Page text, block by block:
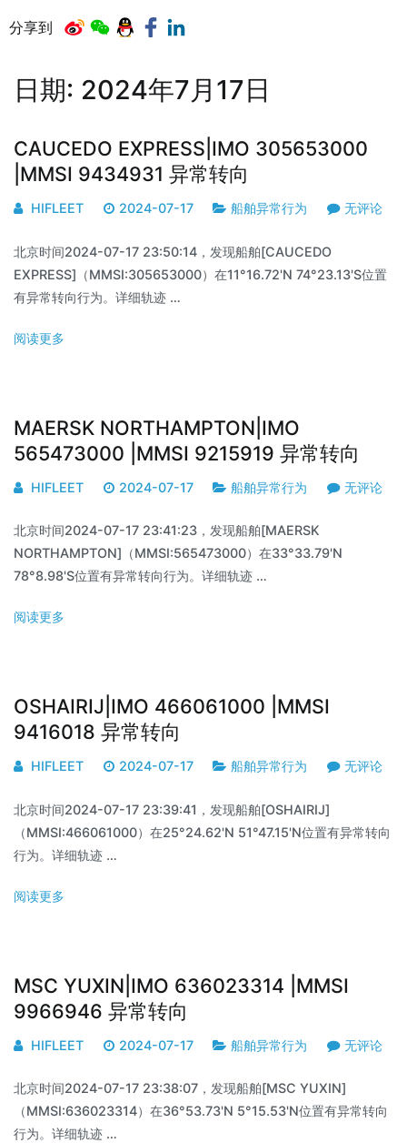
分享到
日期: 2024年7月17日
CAUCEDO EXPRESS|IMO 305653000
|MMSI 9434931 异常转向
HIFLEET 2024-07-17 船舶异常行为 无评论
北京时间2024-07-17 23:50:14，发现船舶[CAUCEDO
EXPRESS]（MMSI:305653000）在11°16.72'N 74°23.13'S位置
有异常转向行为。详细轨迹 …
阅读更多
MAERSK NORTHAMPTON|IMO
565473000 |MMSI 9215919 异常转向
HIFLEET 2024-07-17 船舶异常行为 无评论
北京时间2024-07-17 23:41:23，发现船舶[MAERSK
NORTHAMPTON]（MMSI:565473000）在33°33.79'N
78°8.98'S位置有异常转向行为。详细轨迹 …
阅读更多
OSHAIRIJ|IMO 466061000 |MMSI
9416018 异常转向
HIFLEET 2024-07-17 船舶异常行为 无评论
北京时间2024-07-17 23:39:41，发现船舶[OSHAIRIJ]
（MMSI:466061000）在25°24.62'N 51°47.15'N位置有异常转向
行为。详细轨迹 …
阅读更多
MSC YUXIN|IMO 636023314 |MMSI
9966946 异常转向
HIFLEET 2024-07-17 船舶异常行为 无评论
北京时间2024-07-17 23:38:07，发现船舶[MSC YUXIN]
（MMSI:636023314）在36°53.73'N 5°15.53'N位置有异常转向
行为。详细轨迹 …